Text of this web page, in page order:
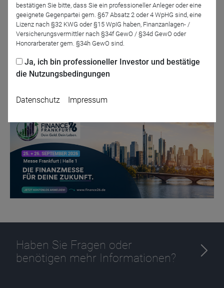
Pecunia GmbH
Haben Sie Fragen oder
benötigen mehr Informationen?
bestätigen Sie bitte, dass Sie ein professioneller Anleger oder eine
geeignete Gegenpartei gem. §67 Absatz 2 oder 4 WpHG sind, eine
Lizenz nach §32 KWG oder §15 WpIG haben, Finanzanlagen- /
Versicherungsvermittler nach §34f GewO / §34d GewO oder
Honorarberater gem. §34h GewO sind.
Ja, ich bin professioneller Investor und bestätige
die Nutzungsbedingungen
Datenschutz Impressum
Name
Ablauf
1 Jahr